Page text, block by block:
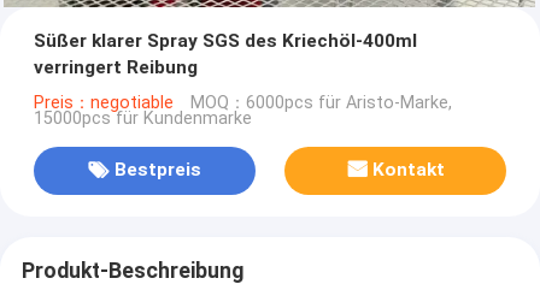
Süßer klarer Spray SGS des Kriechöl-400ml
verringert Reibung
Preis：negotiable MOQ：6000pcs für Aristo-Marke,
15000pcs für Kundenmarke
Bestpreis Kontakt
Produkt-Beschreibung